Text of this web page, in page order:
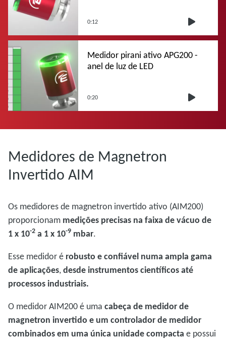
0:12
Medidor pirani ativo APG200 -
anel de luz de LED
0:20
Medidores de Magnetron
Invertido AIM
Os medidores de magnetron invertido ativo (AIM200)
proporcionam medições precisas na faixa de vácuo de
1 x 10-2 a 1 x 10-9 mbar.
Esse medidor é robusto e confiável numa ampla gama
de aplicações,desde instrumentos científicos até
processos industriais.
O medidor AIM200 é uma cabeça de medidor de
magnetron invertido e um controlador de medidor
combinados em uma única unidade compacta e possui